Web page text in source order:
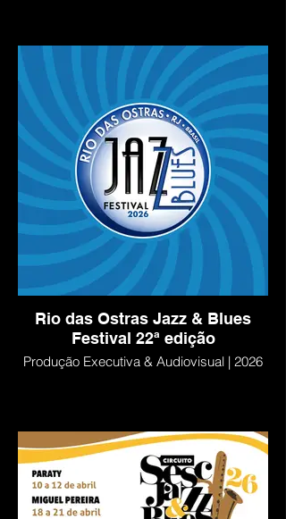
Rio das Ostras Jazz & Blues
Festival 22ª edição
Produção Executiva & Audiovisual | 2026